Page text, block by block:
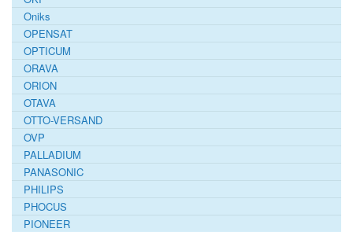
Oniks
OPENSAT
OPTICUM
ORAVA
ORION
OTAVA
OTTO-VERSAND
OVP
PALLADIUM
PANASONIC
PHILIPS
PHOCUS
PIONEER